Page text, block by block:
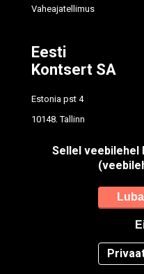
Vaheajatellimus
Eesti
Kontsert SA
Estonia pst 4
10148, Tallinn
Sellel veebilehel